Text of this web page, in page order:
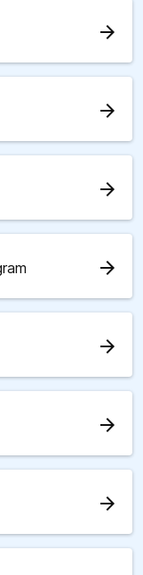
arrow_forward
arrow_forward
arrow_forward
arrow_forward
arrow_forward
arrow_forward
arrow_forward